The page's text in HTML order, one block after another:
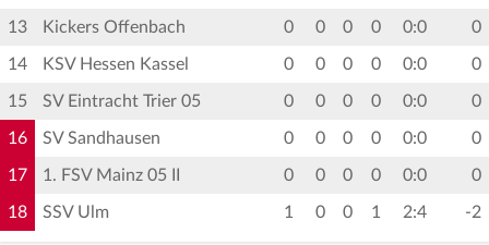
13 Kickers Offenbach 0 0 0 0 0:0 0
14 KSV Hessen Kassel 0 0 0 0 0:0 0
15 SV Eintracht Trier 05 0 0 0 0 0:0 0
16 SV Sandhausen 0 0 0 0 0:0 0
17 1. FSV Mainz 05 II 0 0 0 0 0:0 0
18 SSV Ulm 1 0 0 1 2:4 -2